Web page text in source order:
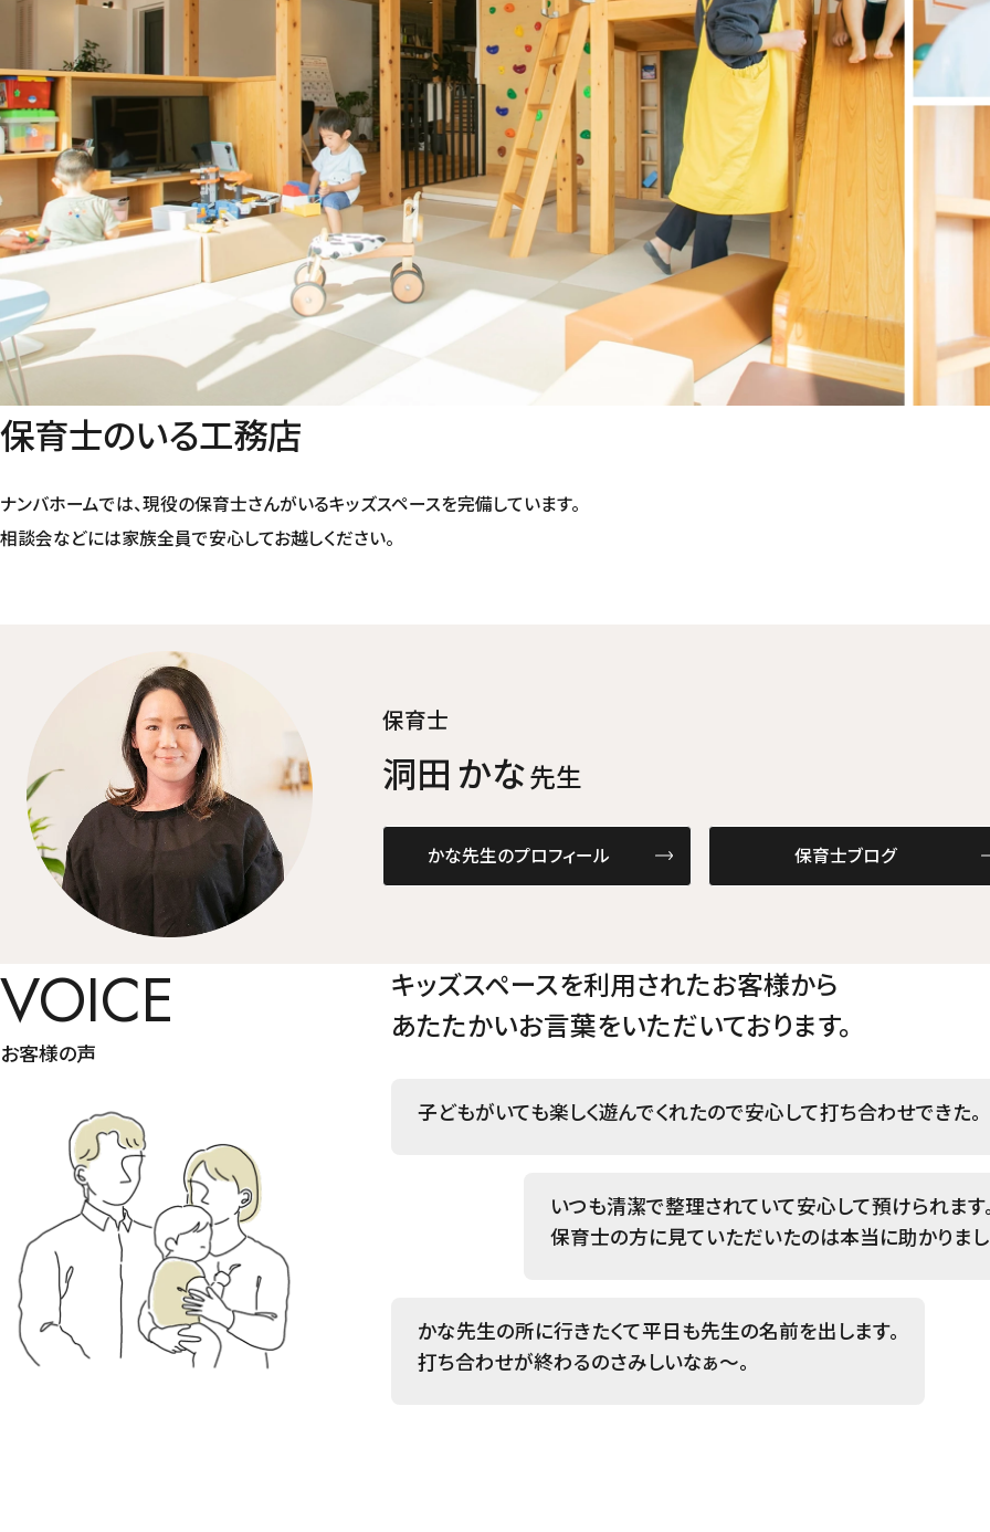
保育士のいる工務店
ナンバホームでは、現役の保育士さんがいるキッズスペースを完備しています。
相談会などには家族全員で安心してお越しください。
保育士
洞田 かな先生
かな先生のプロフィール 保育士ブログ
VOICE
お客様の声
キッズスペースを利用されたお客様から
あたたかいお言葉をいただいております。
子どもがいても楽しく遊んでくれたので安心して打ち合わせできた。
いつも清潔で整理されていて安心して預けられます
保育士の方に見ていただいたのは本当に助かりまし
かな先生の所に行きたくて平日も先生の名前を出します。
打ち合わせが終わるのさみしいなぁ～。